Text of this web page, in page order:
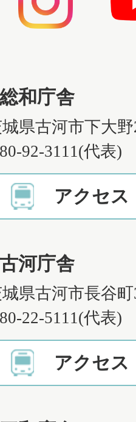
和庁舎
県古河市下大
92-3111(代表)
アクセス
河庁舎
県古河市長谷
22-5111(代表)
アクセス